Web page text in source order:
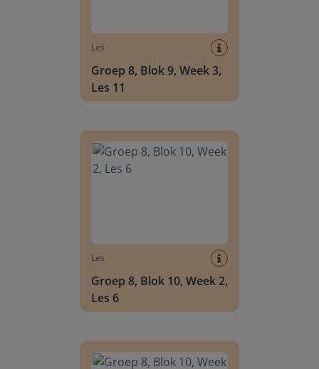
Les
Groep 8, Blok 9, Week 3,
Les 11
Les
Groep 8, Blok 10, Week 2,
Les 6